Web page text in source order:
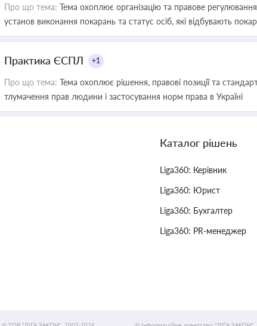
Про що тема: Тема охоплює організацію та правове
установ виконання покарань та статус осіб, які відбувають
Практика ЄСПЛ +1
Про що тема: Тема охоплює рішення, правові позиції та
тлумачення прав людини і застосування норм права в Україні
Каталог рішень
Liga360: Керівник
Liga360: Юрист
Liga360: Бухгалтер
Liga360: PR-менеджер